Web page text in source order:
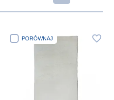
PORÓWNAJ